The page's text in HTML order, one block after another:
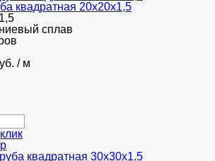
квадратная 20х20х1,5
сплав
/ м